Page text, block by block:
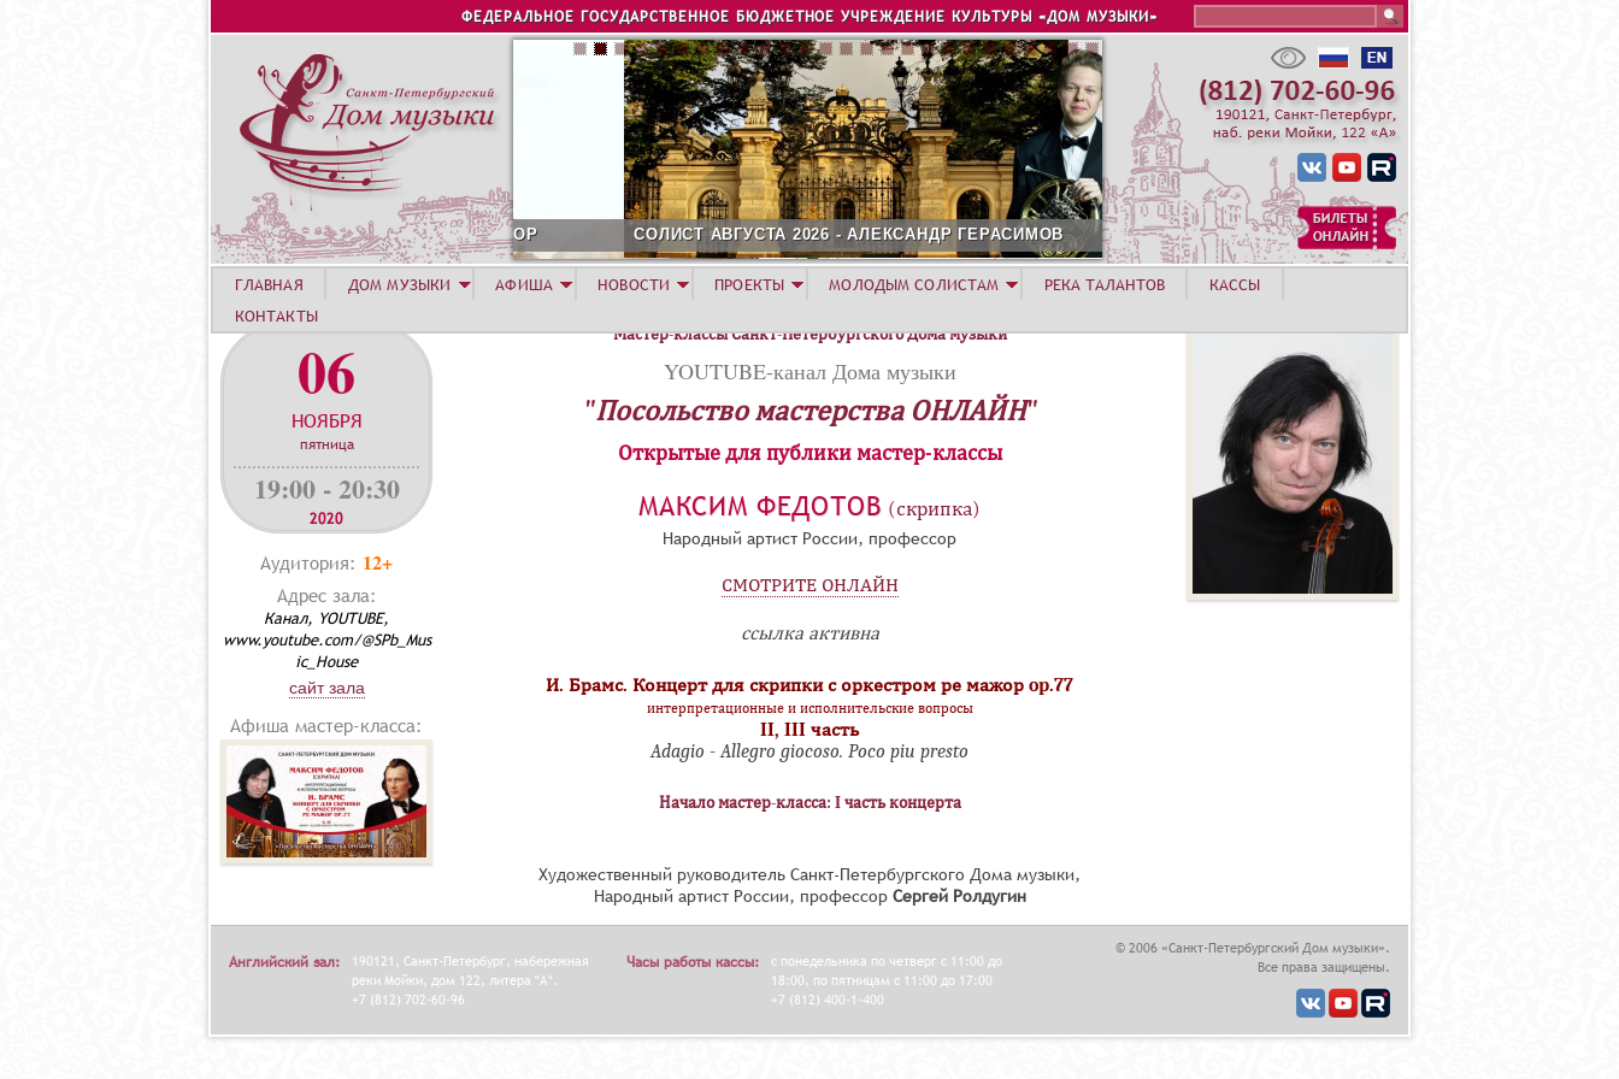
Jump to navigation
ФЕДЕРАЛЬНОЕ ГОСУДАРСТВЕННОЕ БЮДЖЕТНОЕ УЧРЕЖДЕНИЕ КУЛЬТУРЫ «ДОМ МУЗЫКИ»
СОЛИСТ АВГУСТА 2026 - АЛЕКСАНДР ГЕРАСИМОВ
06
НОЯБРЯ
пятница
19:00 - 20:30
2020
Аудитория: 12+
Адрес зала:
Канал, YOUTUBE,
www.youtube.com/@SPb_Mus
ic_House
сайт зала
Афиша мастер-класса:
Мастер-классы Санкт-Петербургского Дома музыки
YOUTUBE-канал Дома музыки
"Посольство мастерства ОНЛАЙН"
Открытые для публики мастер-классы
МАКСИМ ФЕДОТОВ (скрипка)
Народный артист России, профессор
СМОТРИТЕ ОНЛАЙН
ссылка активна
И. Брамс. Концерт для скрипки с оркестром ре мажор op.77
интерпретационные и исполнительские вопросы
II, III часть
Adagio - Allegro giocoso. Poco piu presto
Начало мастер-класса: I часть концерта
Художественный руководитель Санкт-Петербургского Дома музыки,
Народный артист России, профессор Сергей Ролдугин
ГЛАВНАЯ ДОМ МУЗЫКИ АФИША НОВОСТИ ПРОЕКТЫ МОЛОДЫМ СОЛИСТАМ РЕКА ТАЛАНТОВ
КАССЫ
КОНТАКТЫ
Английский зал:
190121, Санкт-Петербург, набережная
реки Мойки, дом 122, литера "А".
+7 (812) 702-60-96
Часы работы кассы:
с понедельника по четверг с 11:00 до
18:00, по пятницам с 11:00 до 17:00
+7 (812) 400-1-400
© 2006 «Санкт-Петербургский Дом музыки».
Все права защищены.